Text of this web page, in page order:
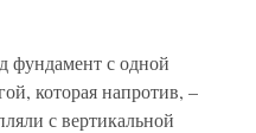
фундамент с одной
которая напротив, –
с вертикальной